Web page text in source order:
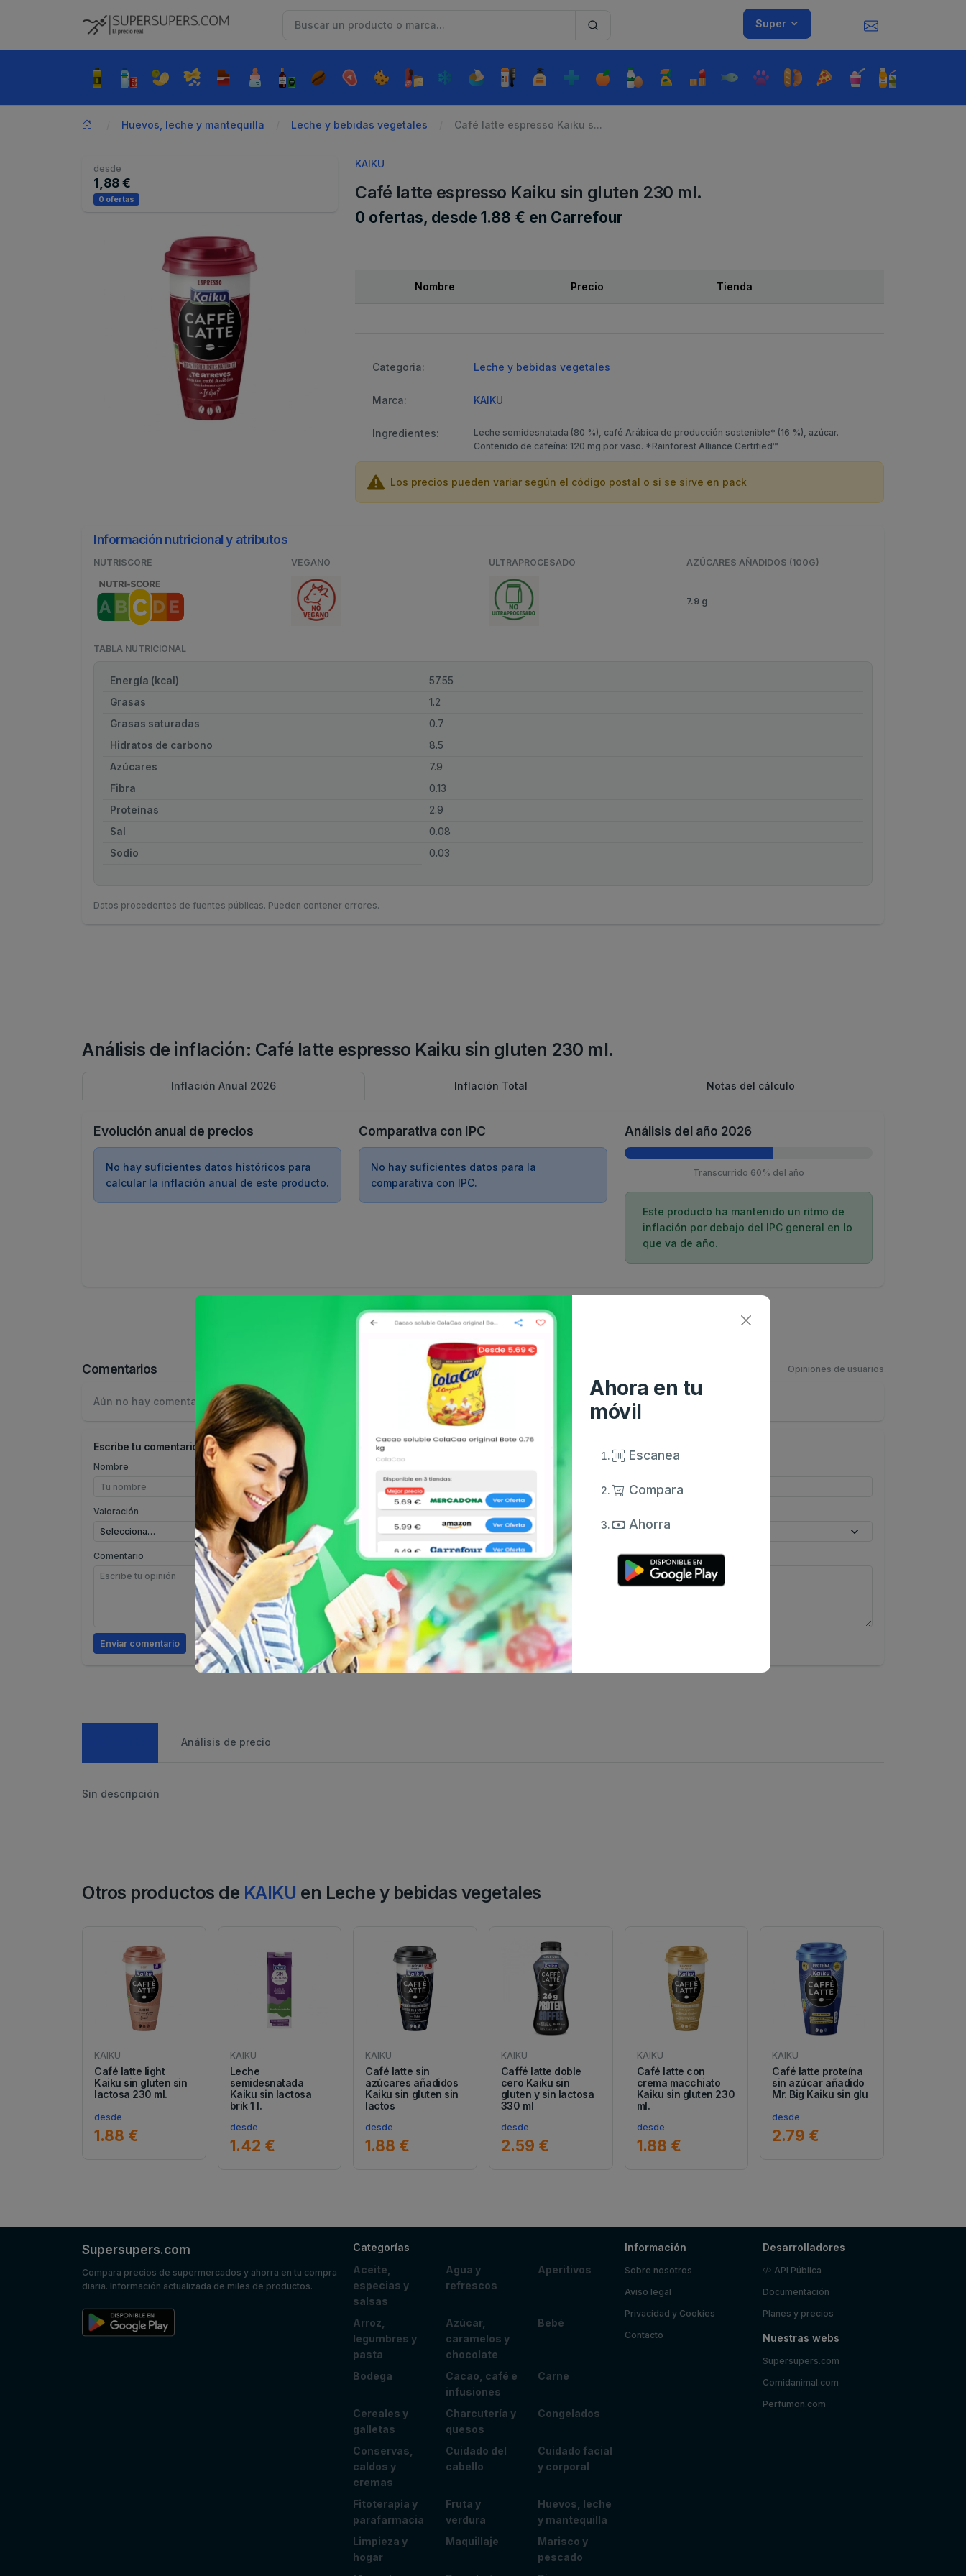
Super
Huevos, leche y mantequilla Leche y bebidas vegetales Café latte espresso Kaiku s...
desde
1,88 €
0 ofertas
KAIKU
Café latte espresso Kaiku sin gluten 230 ml.
0 ofertas, desde 1.88 € en Carrefour
Nombre Precio Tienda
Categoria: Leche y bebidas vegetales
Marca: KAIKU
Ingredientes:
Leche semidesnatada (80 %), café Arábica de producción sostenible* (16 %), azúcar.
Contenido de cafeína: 120 mg por vaso. *Rainforest Alliance Certified™
Los precios pueden variar según el código postal o si se sirve en pack
Información nutricional y atributos
NUTRISCORE VEGANO ULTRAPROCESADO AZÚCARES AÑADIDOS (100G)
7.9 g
TABLA NUTRICIONAL
Energía (kcal)
57.55
Grasas
1.2
Grasas saturadas
0.7
Hidratos de carbono
8.5
Azúcares
7.9
Fibra
0.13
Proteínas
2.9
Sal
0.08
Sodio
0.03
Datos procedentes de fuentes públicas. Pueden contener errores.
Análisis de inflación: Café latte espresso Kaiku sin gluten 230 ml.
Inflación Anual 2026 Inflación Total Notas del cálculo
Evolución anual de precios
No hay suficientes datos históricos para
calcular la inflación anual de este producto.
Comparativa con IPC
No hay suficientes datos para la
comparativa con IPC.
Análisis del año 2026
Transcurrido 60% del año
Este producto ha mantenido un ritmo de
inflación por debajo del IPC general en lo
que va de año.
Comentarios Opiniones de usuarios
Aún no hay comentarios.
Escribe tu comentario
Nombre
Valoración
Comentario
Enviar comentario
Análisis de precio
Sin descripción
Otros productos de KAIKU en Leche y bebidas vegetales
KAIKU
Café latte light
Kaiku sin gluten sin
lactosa 230 ml.
desde
1.88 €
KAIKU
Leche
semidesnatada
Kaiku sin lactosa
brik 1 l.
desde
1.42 €
KAIKU
Café latte sin
azúcares añadidos
Kaiku sin gluten sin
lactos
desde
1.88 €
KAIKU
Caffé latte doble
cero Kaiku sin
gluten y sin lactosa
330 ml
desde
2.59 €
KAIKU
Café latte con
crema macchiato
Kaiku sin gluten 230
ml.
desde
1.88 €
KAIKU
Café latte proteína
sin azúcar añadido
Mr. Big Kaiku sin glu
desde
2.79 €
Ahora en tu
móvil
Escanea
Compara
Ahorra
Supersupers.com
Compara precios de supermercados y ahorra en tu compra
diaria. Información actualizada de miles de productos.
Categorías
Aceite,
especias y
salsas
Agua y
refrescos
Aperitivos
Arroz,
legumbres y
pasta
Azúcar,
caramelos y
chocolate
Bebé
Bodega
Cacao, café e
infusiones
Carne
Cereales y
galletas
Charcutería y
quesos
Congelados
Conservas,
caldos y
cremas
Cuidado del
cabello
Cuidado facial
y corporal
Fitoterapia y
parafarmacia
Fruta y
verdura
Huevos, leche
y mantequilla
Limpieza y
hogar
Maquillaje
Marisco y
pescado
Información
Sobre nosotros
Aviso legal
Privacidad y Cookies
Contacto
Desarrolladores
API Pública
Documentación
Planes y precios
Nuestras webs
Supersupers.com
Comidanimal.com
Perfumon.com